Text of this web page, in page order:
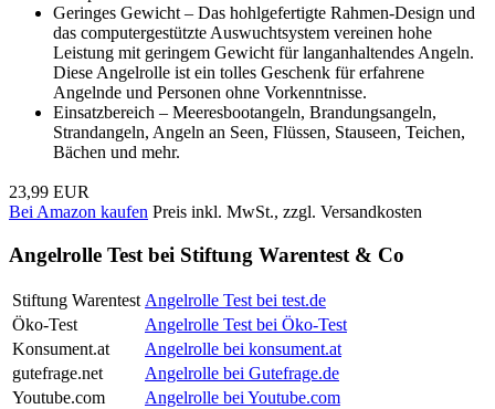
Geringes Gewicht – Das hohlgefertigte Rahmen-Design und
das computergestützte Auswuchtsystem vereinen hohe
Leistung mit geringem Gewicht für langanhaltendes Angeln.
Diese Angelrolle ist ein tolles Geschenk für erfahrene
Angelnde und Personen ohne Vorkenntnisse.
Einsatzbereich – Meeresbootangeln, Brandungsangeln,
Strandangeln, Angeln an Seen, Flüssen, Stauseen, Teichen,
Bächen und mehr.
23,99 EUR
Bei Amazon kaufen Preis inkl. MwSt., zzgl. Versandkosten
Angelrolle Test bei Stiftung Warentest & Co
Stiftung Warentest Angelrolle Test bei test.de
Öko-Test
Angelrolle Test bei Öko-Test
Konsument.at
Angelrolle bei konsument.at
gutefrage.net
Angelrolle bei Gutefrage.de
Youtube.com
Angelrolle bei Youtube.com